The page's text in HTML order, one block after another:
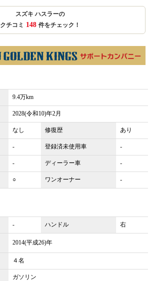
スズキ ハスラーの
クチコミ 148 件をチェック！
9.4万km
2028(令和10)年2月
なし 修復歴 あり
- 登録済未使用車 -
- ディーラー車 -
○ ワンオーナー -
- ハンドル
右
2014(平成26)年
４名
ガソリン